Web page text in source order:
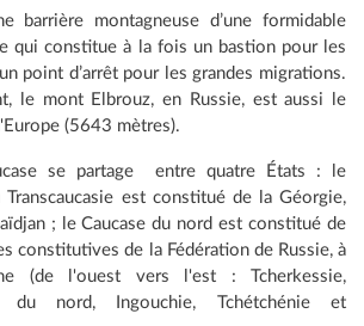
barrière montagneuse d’une formidable
qui constitue à la fois un bastion pour les
point d’arrêt pour les grandes migrations.
le mont Elbrouz, en Russie, est aussi le
(5643 mètres).
se partage entre quatre États : le
Transcaucasie est constitué de la Géorgie,
; le Caucase du nord est constitué de
constitutives de la Fédération de Russie, à
(de l'ouest vers l'est : Tcherkessie,
du nord, Ingouchie, Tchétchénie et